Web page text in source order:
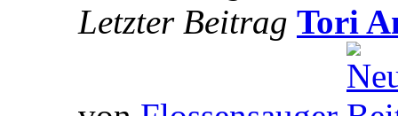
Letzter Beitrag Tori